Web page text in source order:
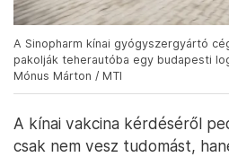
A Sinopharm kínai gyógyszergyártó
pakolják teherautóba egy budapesti
Mónus Márton / MTI
A kínai vakcina kérdéséről
csak nem vesz tudomást,